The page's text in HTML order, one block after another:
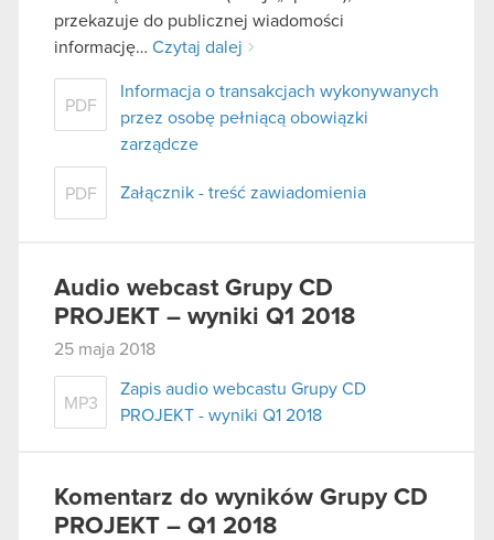
przekazuje do publicznej wiadomości
informację… Czytaj dalej
PDF
Informacja o transakcjach wykonywanych
przez osobę pełniącą obowiązki
zarządcze
PDF Załącznik - treść zawiadomienia
Audio webcast Grupy CD
PROJEKT – wyniki Q1 2018
25 maja 2018
MP3
Zapis audio webcastu Grupy CD
PROJEKT - wyniki Q1 2018
Komentarz do wyników Grupy CD
PROJEKT – Q1 2018